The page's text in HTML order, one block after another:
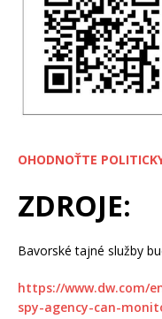
OHODNOŤTE
ZDROJE:
Bavorské tajné služby
https://www.dw.com/
spy-agency-can-